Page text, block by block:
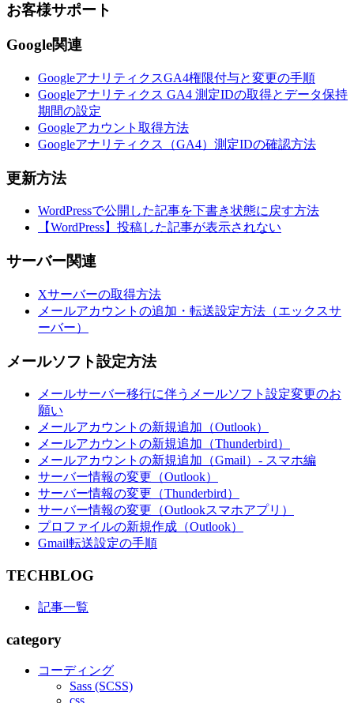
お客様サポート
Google関連
GoogleアナリティクスGA4権限付与と変更の手順
Googleアナリティクス GA4 測定IDの取得とデータ保持
期間の設定
Googleアカウント取得方法
Googleアナリティクス（GA4）測定IDの確認方法
更新方法
WordPressで公開した記事を下書き状態に戻す方法
【WordPress】投稿した記事が表示されない
サーバー関連
Xサーバーの取得方法
メールアカウントの追加・転送設定方法（エックスサ
ーバー）
メールソフト設定方法
メールサーバー移行に伴うメールソフト設定変更のお
願い
メールアカウントの新規追加（Outlook）
メールアカウントの新規追加（Thunderbird）
メールアカウントの新規追加（Gmail）- スマホ編
サーバー情報の変更（Outlook）
サーバー情報の変更（Thunderbird）
サーバー情報の変更（Outlookスマホアプリ）
プロファイルの新規作成（Outlook）
Gmail転送設定の手順
TECHBLOG
記事一覧
category
コーディング
Sass (SCSS)